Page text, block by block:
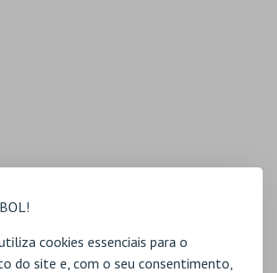
cookies essenciais para o
do site e, com o seu consentimento,